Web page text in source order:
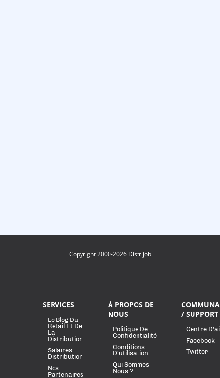
Copyright 2000-2026 Distrijob
SERVICES
Le Blog Du
Retail Et De
La
Distribution
Salaires
Distribution
Nos
Partenaires
À PROPOS DE
NOUS
Politique De
Confidentialité
Conditions
D'utilisation
Qui Sommes-
Nous ?
/ SUPPORT
Centre
Facebook
Twitter